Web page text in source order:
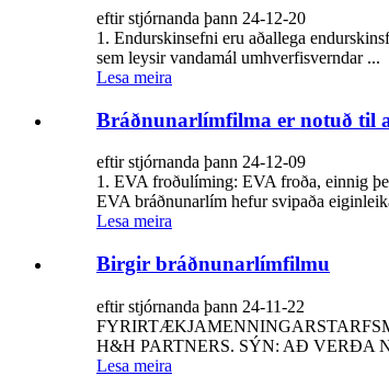
eftir stjórnanda þann 24-12-20
1. Endurskinsefni eru aðallega
sem leysir vandamál umhverfisverndar ...
Lesa meira
Bráðnunarlímfilma er notuð til
eftir stjórnanda þann 24-12-09
1. EVA froðulíming: EVA froða, einnig
EVA bráðnunarlím hefur svipaða
Lesa meira
Birgir bráðnunarlímfilmu
eftir stjórnanda þann 24-11-22
H&H PARTNERS. SÝN: AÐ VERÐA
Lesa meira